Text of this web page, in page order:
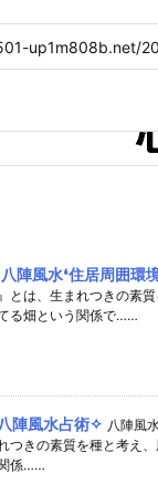
八陣風水❛住居周囲環
とは、生まれつきの素
る畑という関係で……
陣風水占術✧ 八陣風
つきの素質を種と考え
係……